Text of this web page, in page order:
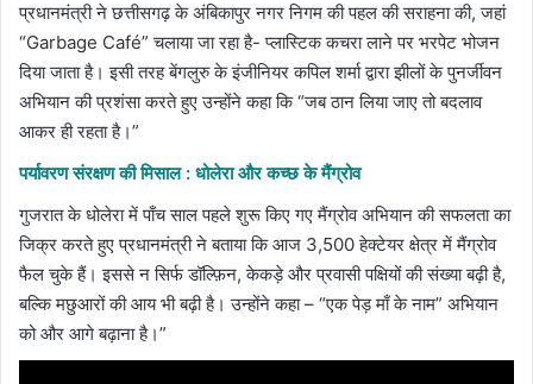
प्रधानमंत्री ने छत्तीसगढ़ के अंबिकापुर नगर निगम की पहल की सराहना की, जहां
“Garbage Café” चलाया जा रहा है- प्लास्टिक कचरा लाने पर भरपेट भोजन
दिया जाता है। इसी तरह बेंगलुरु के इंजीनियर कपिल शर्मा द्वारा झीलों के पुनर्जीवन
अभियान की प्रशंसा करते हुए उन्होंने कहा कि “जब ठान लिया जाए तो बदलाव
आकर ही रहता है।”
पर्यावरण संरक्षण की मिसाल : धोलेरा और कच्छ के मैंग्रोव
गुजरात के धोलेरा में पाँच साल पहले शुरू किए गए मैंग्रोव अभियान की सफलता का
जिक्र करते हुए प्रधानमंत्री ने बताया कि आज 3,500 हेक्टेयर क्षेत्र में मैंग्रोव
फैल चुके हैं। इससे न सिर्फ डॉल्फ़िन, केकड़े और प्रवासी पक्षियों की संख्या बढ़ी है,
बल्कि मछुआरों की आय भी बढ़ी है। उन्होंने कहा – “एक पेड़ माँ के नाम” अभियान
को और आगे बढ़ाना है।”